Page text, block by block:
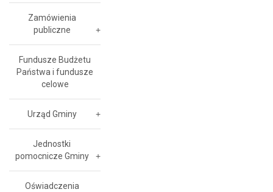
Zamówienia
publiczne
Fundusze Budżetu
Państwa i fundusze
celowe
Urząd Gminy
Jednostki
pomocnicze Gminy
Oświadczenia